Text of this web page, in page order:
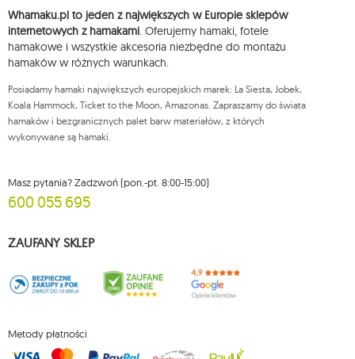
sprzeciwu wobec przetwarzania swoich danych oraz prawo do
wniesienia skargi do organu nadzorczego oraz cofnięcia zgody w
dowolnym momencie bez wpływu na zgodność z prawem przetwarzania,
którego dokonano na podstawie zgody przed jej cofnięciem. W tym celu
możesz kontaktować się z działem obsługi klienta Mouton Interactive pod
Więcej informacji: www.mouton.pl/ODO
Whamaku.pl to jeden z największych w Europie sklepów
internetowych z hamakami. Oferujemy hamaki, fotele
hamakowe i wszystkie akcesoria niezbędne do montażu
hamaków w różnych warunkach.
Posiadamy hamaki największych europejskich marek: La Siesta, Jobek,
Koala Hammock, Ticket to the Moon, Amazonas. Zapraszamy do świata
hamaków i bezgranicznych palet barw materiałów, z których
wykonywane są hamaki.
Masz pytania? Zadzwoń (pon.-pt. 8:00-15:00)
600 055 695
ZAUFANY SKLEP
Metody płatności